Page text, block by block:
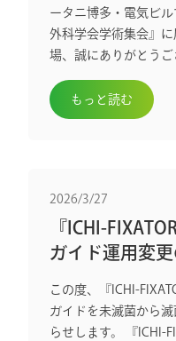
ータニ博多・電気ビ
外科学会学術集会』
場、誠にありがとうご
もっと読む
2026/3/27
『ICHI-
ガイド運用変
この度、『ICHI-
ガイドを未滅菌から滅
らせします。 『ICHI-